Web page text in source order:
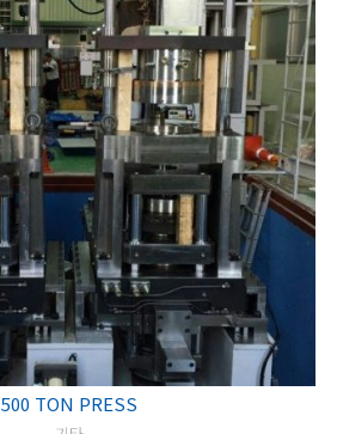
500 TON PRESS